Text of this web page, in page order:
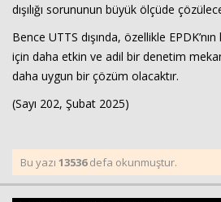
dışılığı sorununun büyük ölçüde
Bence UTTS dışında, özellikle
için daha etkin ve adil bir denetim
daha uygun bir çözüm olacaktır.
(Sayı 202, Şubat 2025)
Bu yazı 13536defa okunmuştur.